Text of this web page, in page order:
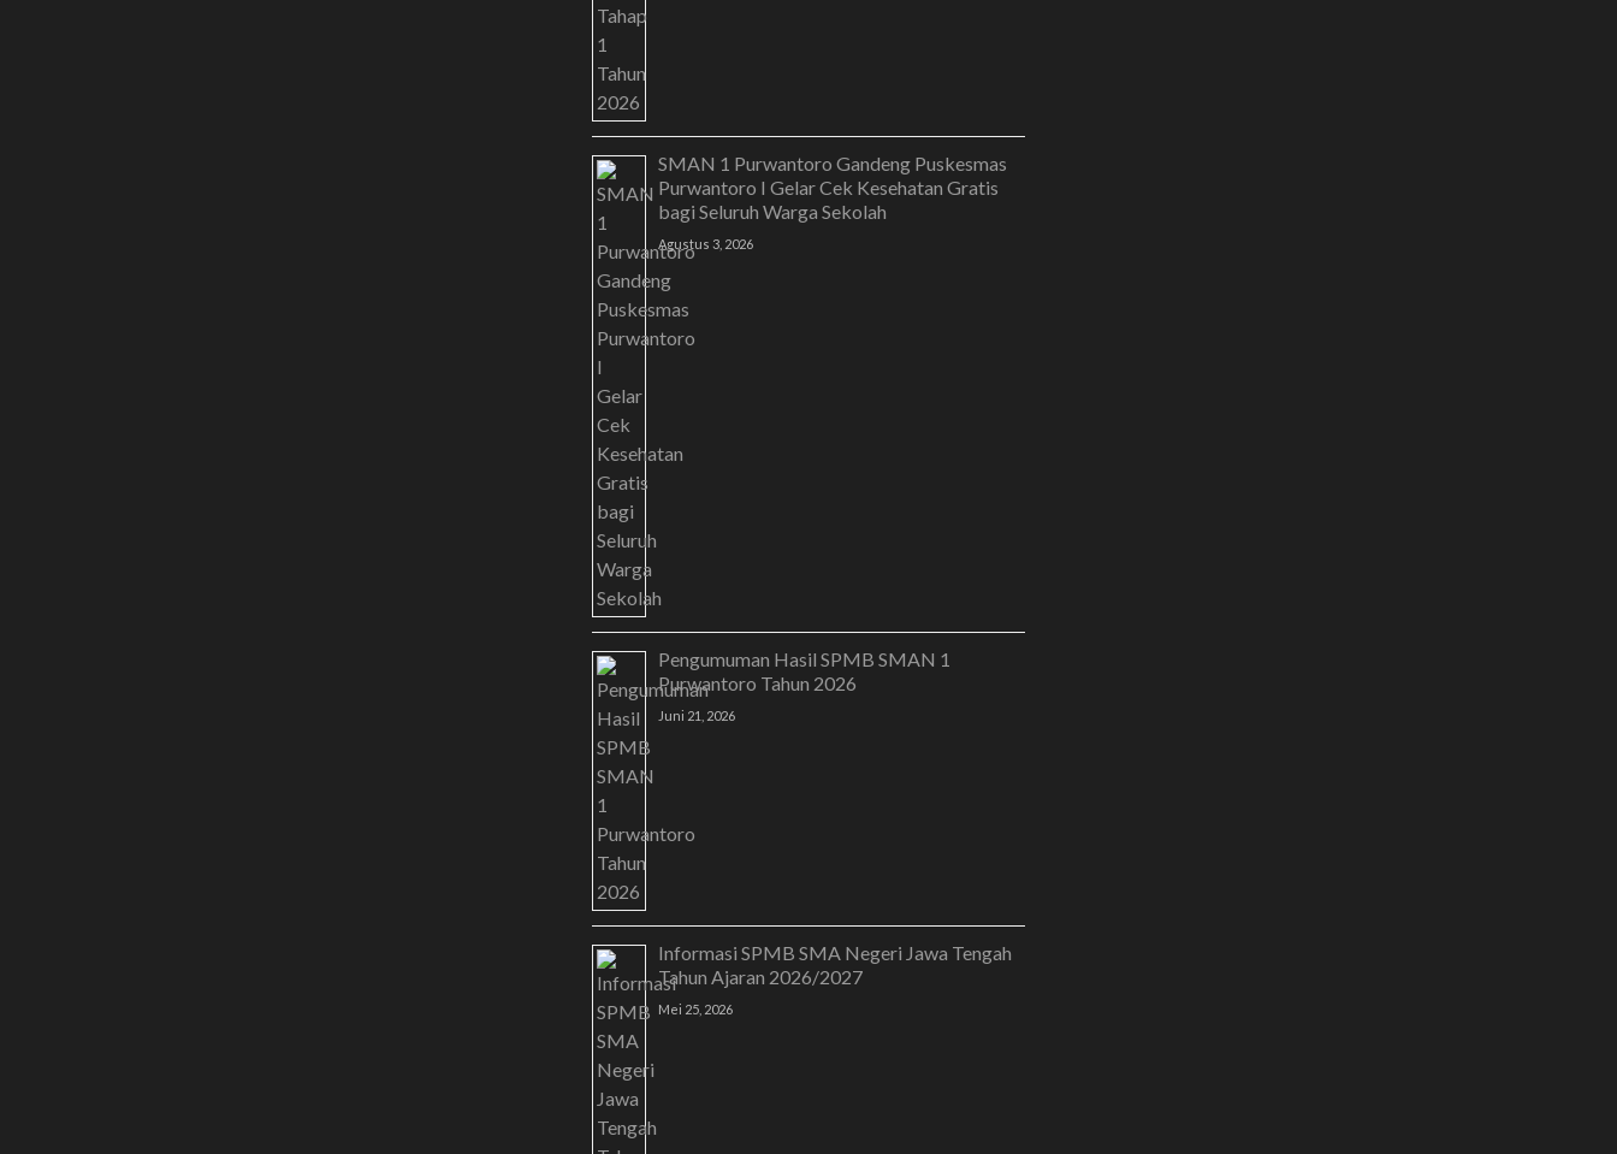
SMAN 1 Purwantoro Gandeng Puskesmas
Purwantoro I Gelar Cek Kesehatan Gratis
bagi Seluruh Warga Sekolah
Agustus 3, 2026
Pengumuman Hasil SPMB SMAN 1
Purwantoro Tahun 2026
Juni 21, 2026
Informasi SPMB SMA Negeri Jawa Tengah
Tahun Ajaran 2026/2027
Mei 25, 2026